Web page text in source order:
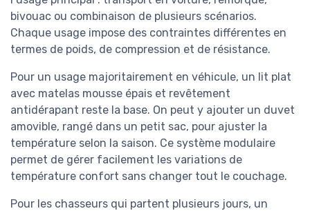
bivouac ou combinaison de plusieurs scénarios.
Chaque usage impose des contraintes différentes en
termes de poids, de compression et de résistance.
Pour un usage majoritairement en véhicule, un lit plat
avec matelas mousse épais et revêtement
antidérapant reste la base. On peut y ajouter un duvet
amovible, rangé dans un petit sac, pour ajuster la
température selon la saison. Ce système modulaire
permet de gérer facilement les variations de
température confort sans changer tout le couchage.
Pour les chasseurs qui partent plusieurs jours, un